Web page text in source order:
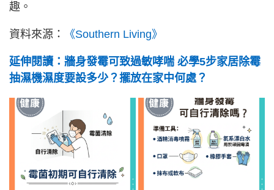
趣。
資料來源： 《Southern Living》
延伸閱讀：牆身發霉可致過敏哮喘 必學5步家居除霉
抽濕機濕度要設多少？擺放在家中何處？